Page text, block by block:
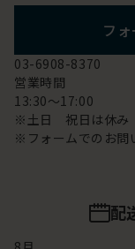
フ
03-6908-8370
営業時間
13:30～17:00
※土日 祝日は休み
※フォームでのお問
配